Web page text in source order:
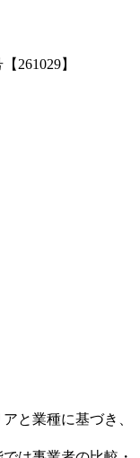
261029】
と業種に基づき、